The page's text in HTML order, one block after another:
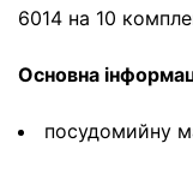
6014 на 10
Основна
посудомийну